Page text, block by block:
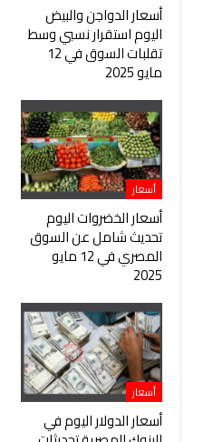
أسعار الدواجن والبيض
اليوم استقرار نسبي وسط
تقلبات السوق في 12
مايو 2025
أسعار
أسعار الخضروات اليوم
تحديث شامل عن السوق
المصري في 12 مايو
2025
أسعار
أسعار الدولار اليوم في